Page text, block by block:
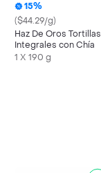
15%
($44.29/g)
Haz De Oros Tortillas
Integrales con Chía
1 X 190 g